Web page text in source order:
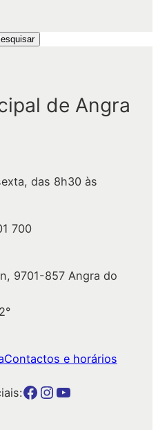
de Angra
das 8h30 às
700
9701-857 Angra do
Contactos e horários
Botão para a página da autarquia no Facebook Botão para a página da autarquia no Instagram Botão para a página da autarquia no Youtube